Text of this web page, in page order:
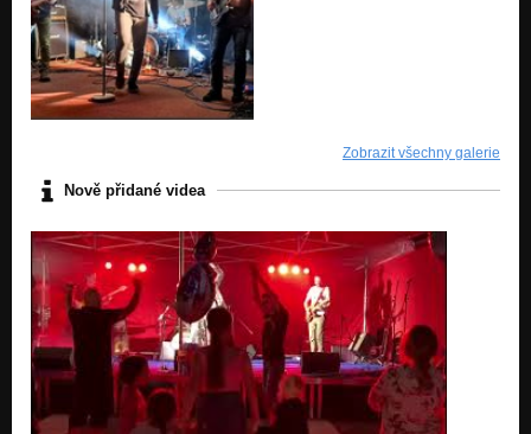
Zobrazit všechny galerie
Nově přidané videa